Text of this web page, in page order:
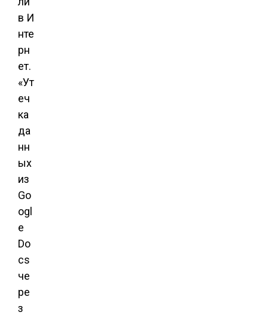
в И
нте
рн
ет.
«Ут
еч
ка
да
нн
ых
из
Go
ogl
e
Do
cs
че
ре
з